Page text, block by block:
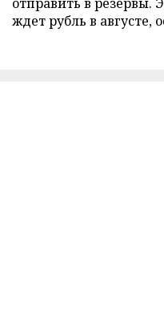
ждет рубль в августе,